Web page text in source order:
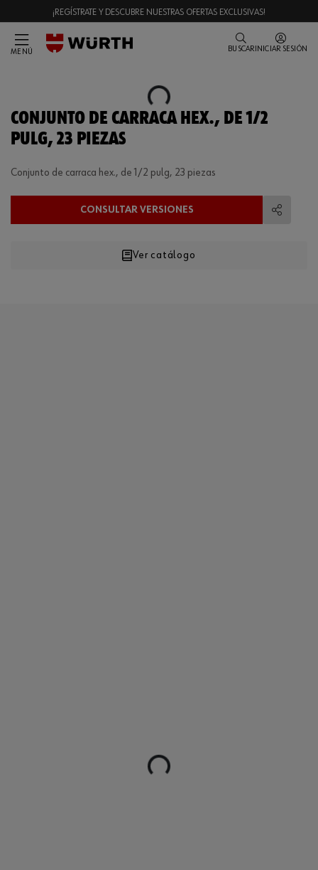
¡REGÍSTRATE Y DESCUBRE NUESTRAS OFERTAS EXCLUSIVAS!
MENÚ BUSCAR INICIAR SESIÓN
Loading...
CONJUNTO DE CARRACA HEX., DE 1/2
PULG, 23 PIEZAS
Conjunto de carraca hex., de 1/2 pulg, 23 piezas
CONSULTAR VERSIONES
Ver catálogo